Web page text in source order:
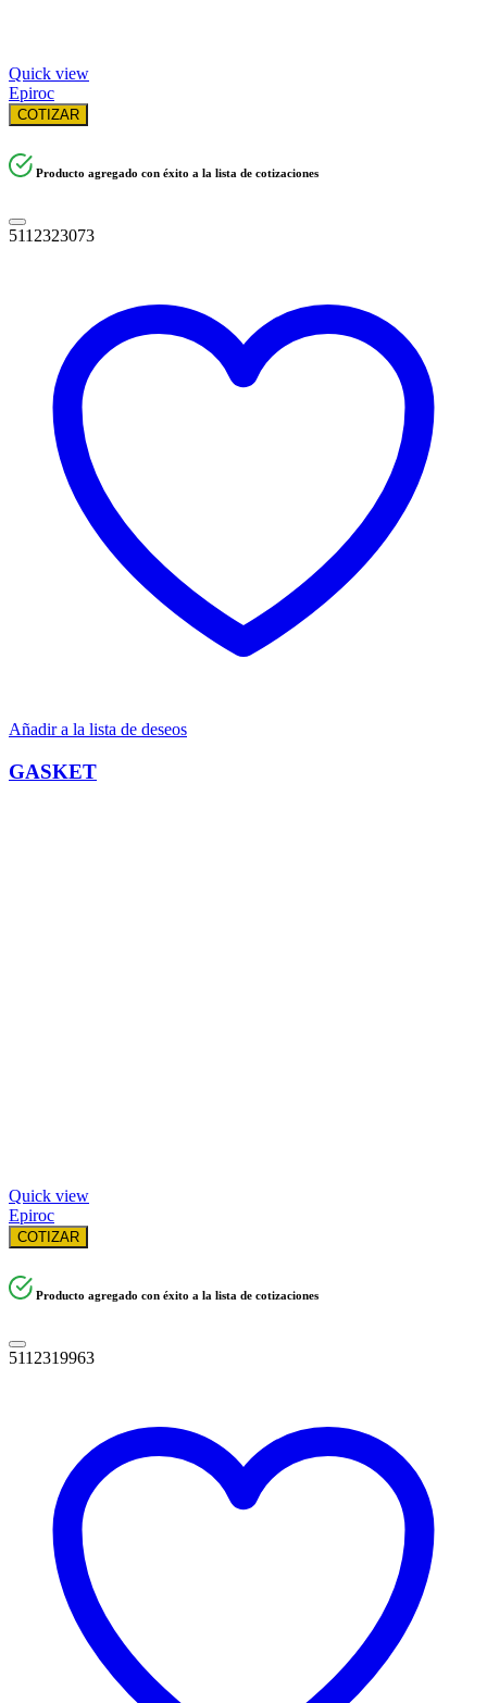
Quick view
Epiroc
COTIZAR
Producto agregado con éxito a la lista de cotizaciones
5112323073
Añadir a la lista de deseos
GASKET
Quick view
Epiroc
COTIZAR
Producto agregado con éxito a la lista de cotizaciones
5112319963